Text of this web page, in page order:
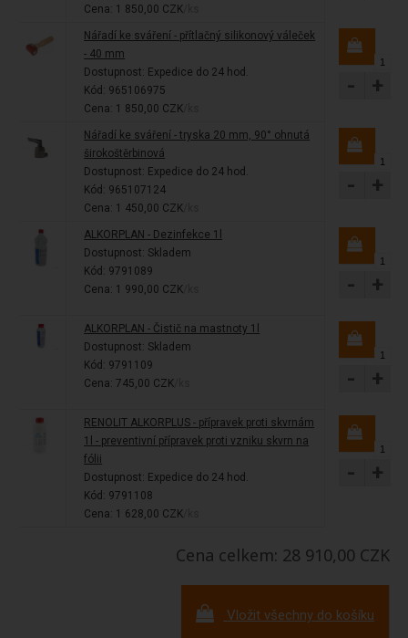
Cena: 1 850,00 CZK
Nářadí ke sváření - přítlačný silikonový váleček
- 40 mm
Dostupnost: Expedice do 24 hod.
Kód: 965106975
Cena: 1 850,00 CZK
- +
Nářadí ke sváření - tryska 20 mm, 90° ohnutá
širokoštěrbinová
Dostupnost: Expedice do 24 hod.
Kód: 965107124
Cena: 1 450,00 CZK
- +
ALKORPLAN - Dezinfekce 1l
Dostupnost: Skladem
Kód: 9791089
Cena: 1 990,00 CZK
- +
ALKORPLAN - Čistič na mastnoty 1l
Dostupnost: Skladem
Kód: 9791109
Cena: 745,00 CZK
- +
RENOLIT ALKORPLUS - přípravek proti skvrnám
1l - preventivní přípravek proti vzniku skvrn na
fólii
Dostupnost: Expedice do 24 hod.
Kód: 9791108
Cena: 1 628,00 CZK
- +
Cena celkem: 28 910,00 CZK
Vložit všechny do košíku